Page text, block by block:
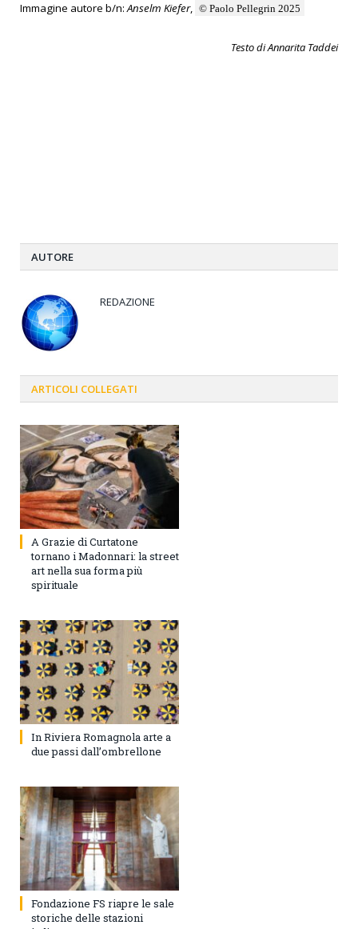
Immagine autore b/n:Anselm Kiefer, © Paolo Pellegrin 2025
Testo di Annarita Taddei
AUTORE
REDAZIONE
ARTICOLI COLLEGATI
A Grazie di Curtatone
tornano i Madonnari: la street
art nella sua forma più
spirituale
In Riviera Romagnola arte a
due passi dall’ombrellone
Fondazione FS riapre le sale
storiche delle stazioni